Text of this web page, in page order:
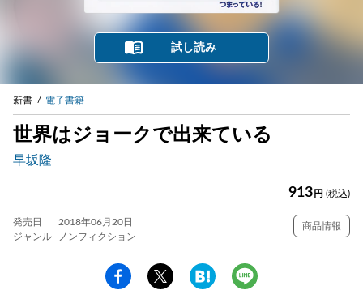
試し読み
新書 電子書籍
世界はジョークで出来ている
早坂隆
913 円 (税込)
発売日
2018年06月20日
ジャンル
ノンフィクション
商品情報